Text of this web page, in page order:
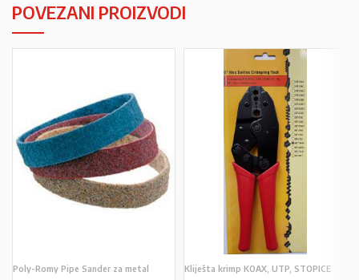
POVEZANI PROIZVODI
Poly-Romy Pipe Sander za metal Kliješta krimp KOAX, UTP, STOPICE